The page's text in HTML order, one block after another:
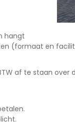
hangt
(formaat en
af te staan over